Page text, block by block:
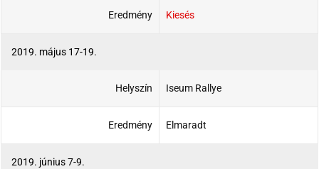
Eredmény Kiesés
2019. május 17-19.
Helyszín Iseum Rallye
Eredmény Elmaradt
2019. június 7-9.